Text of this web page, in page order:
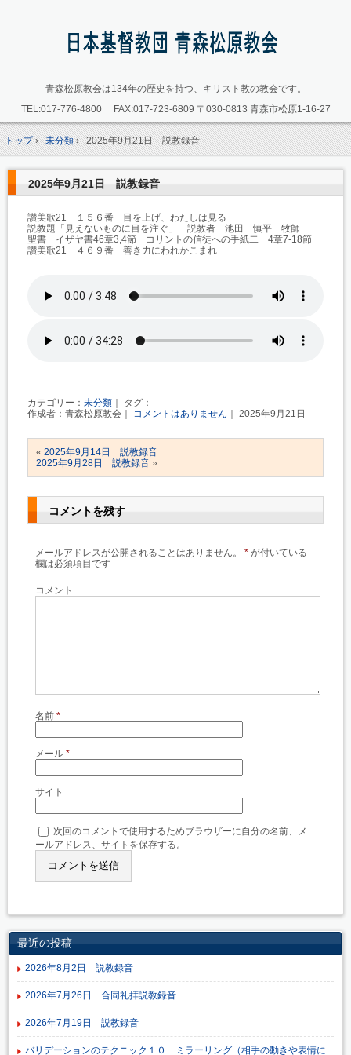
青森松原教会は134年の歴史を持つ、キリスト教の教会です。
TEL:017-776-4800FAX:017-723-6809 〒030-0813 青森市松原1-16-27
トップ› 未分類› 2025年9月21日 説教録音
2025年9月21日 説教録音
讃美歌21 １５６番 目を上げ、わたしは見る
説教題「見えないものに目を注ぐ」 説教者 池田 慎平 牧師
聖書 イザヤ書46章3,4節 コリントの信徒への手紙二 4章7-18節
讃美歌21 ４６９番 善き力にわれかこまれ
カテゴリー： 未分類 ｜ タグ：
作成者：青森松原教会｜ コメントはありません ｜ 2025年9月21日
« 2025年9月14日 説教録音
2025年9月28日 説教録音 »
コメントを残す
メールアドレスが公開されることはありません。 * が付いている
欄は必須項目です
コメント
名前 *
メール *
サイト
次回のコメントで使用するためブラウザーに自分の名前、メ
ールアドレス、サイトを保存する。
最近の投稿
2026年8月2日 説教録音
2026年7月26日 合同礼拝説教録音
2026年7月19日 説教録音
バリデーションのテクニック１０「ミラーリング（相手の動きや表情に